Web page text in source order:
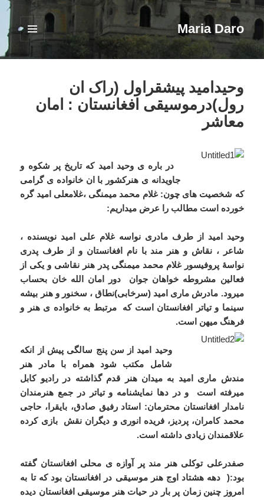
Maria Daro
فهرست
ابزارک‌ها
وحیدامید پیشقراول (راک ان
رول)درموسیقی افغانستان : امان
معاشر
در باره ی وحید امید که تاریخ پر شکوه و
جاویدانه ی هنرکشور با ان خانواده ی گرامی
که شخصیت های چون: غلام محمد میمنگی ،غلامعلی امید گره
خورده است مطالب را عرض میداریم:
وحید امید از طرف مادری نواسه غلام علی امید نویسنده ،
شاعر ، نقاش و هنر مند با نام افغانستان و از طرف پدری
نواسۀ پروفیسور غلام محمد میمنگی پدر هنر نقاشی و یکی از
فعالین مشروطه خواهان جوان دور امان الله خان بحساب
میرود. مادرش ماری امید (سرخابی)نطاق ، سخنور و هنر بیشه
سینما و تیاتر افغانستان است که مرتبط به خانواده ی هنر و
فرهنگ میهن است.
وحید امید از سن پنج سالگی پیش از انکه
شامل مکتب شود همراه با مادر هنر
مندش ماری امید به میدان هنر قدم گذاشته در رادیو کابل
میرفته است و در دها نمایشنامه و تیاتر در جمع هنرمندان
نامدار افغانستان محترمان: استاد رفیق صادق، بایقرا، حاجی
محمد کامران، پردیز، فریده انوری و دیگران نقش بازی کرده
علاقمندان زیادی داشته است.
صفدرعلی توکلی هنر مند پر آوازه ی محلی افغانستان گفته
بود:( دهه هشتاد اوج هنر موسیقی در افغانستان بود که تا به
امروز چنین زمان پر بار در حیات هنر موسیقی افغانستان دیده